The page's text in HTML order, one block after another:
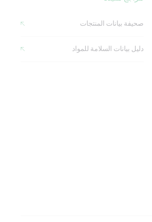
صحيفة بيانات المنتجات
دليل بيانات السلامة للمواد